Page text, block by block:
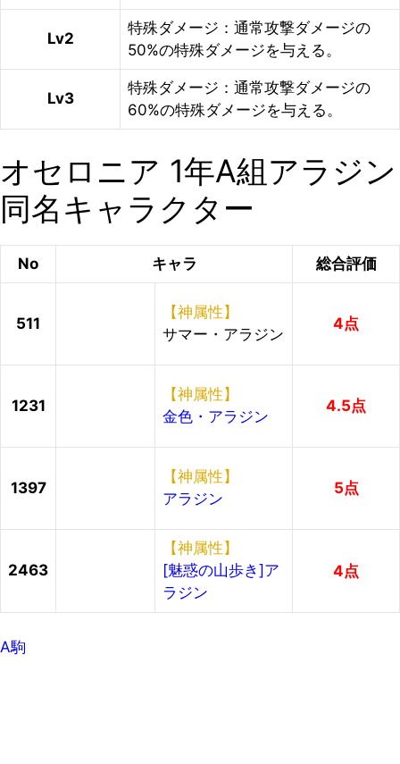
Lv2
特殊ダメージ：通常攻撃ダメージの
50%の特殊ダメージを与える。
Lv3
特殊ダメージ：通常攻撃ダメージの
60%の特殊ダメージを与える。
オセロニア 1年A組アラジン
同名キャラクター
No キャラ 総合評価
511
【神属性】
サマー・アラジン
4点
1231
【神属性】
金色・アラジン
4.5点
1397
【神属性】
アラジン
5点
2463
【神属性】
[魅惑の山歩き]ア
ラジン
4点
A駒